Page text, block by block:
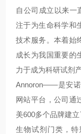
自公司成立以来一
注于为生命科学和
技术服务。本着始
成长为我国重要的
力于成为科研试剂
Annoron——是安
网站平台，公司通
美600多个品牌建
生物试剂门类，